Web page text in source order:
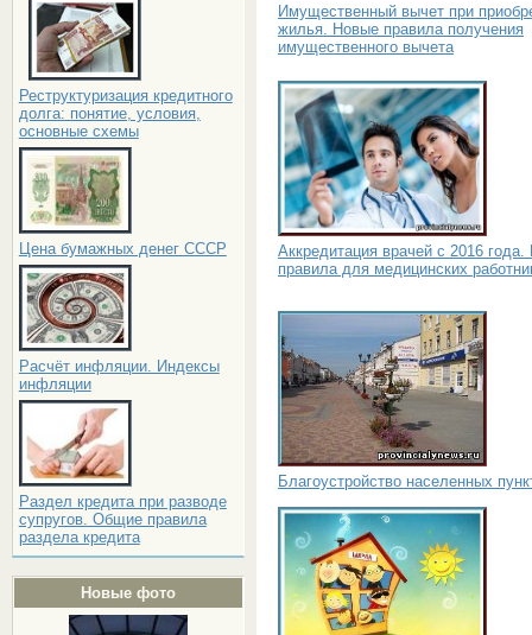
Реструктуризация кредитного
долга: понятие, условия,
основные схемы
Цена бумажных денег СССР
Расчёт инфляции. Индексы
инфляции
Раздел кредита при разводе
супругов. Общие правила
раздела кредита
Новые фото
Имущественный вычет при
жилья. Новые правила получения
имущественного вычета
Аккредитация врачей с 2016
правила для медицинских
Благоустройство населенных